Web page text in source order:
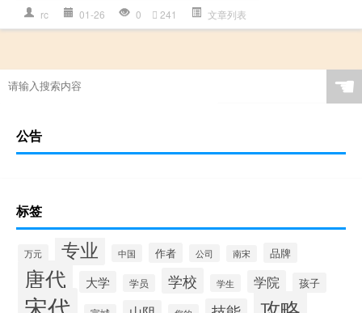
rc 01-26 0 241 文章列表
☚
公告
标签
万元 专业 中国 作者 公司 南宋 品牌
唐代 大学 学员 学校 学生 学院 孩子